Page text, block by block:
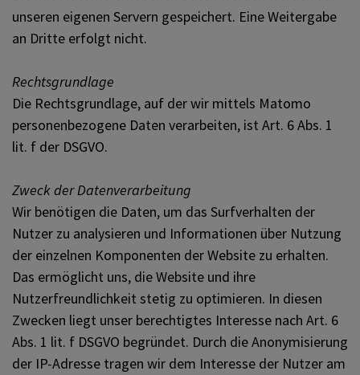
unseren eigenen Servern gespeichert. Eine Weitergabe
an Dritte erfolgt nicht.
Rechtsgrundlage
Die Rechtsgrundlage, auf der wir mittels Matomo
personenbezogene Daten verarbeiten, ist Art. 6 Abs. 1
lit. f der DSGVO.
Zweck der Datenverarbeitung
Wir benötigen die Daten, um das Surfverhalten der
Nutzer zu analysieren und Informationen über Nutzung
der einzelnen Komponenten der Website zu erhalten.
Das ermöglicht uns, die Website und ihre
Nutzerfreundlichkeit stetig zu optimieren. In diesen
Zwecken liegt unser berechtigtes Interesse nach Art. 6
Abs. 1 lit. f DSGVO begründet. Durch die Anonymisierung
der IP-Adresse tragen wir dem Interesse der Nutzer am